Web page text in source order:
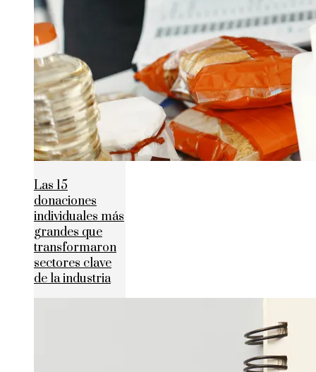
Las 15
donaciones
individuales más
grandes que
transformaron
sectores clave
de la industria